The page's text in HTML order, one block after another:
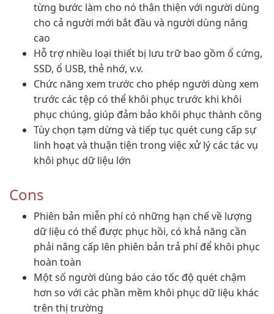
từng bước làm cho nó thân thiện với người dùng
cho cả người mới bắt đầu và người dùng nâng
cao
Hỗ trợ nhiều loại thiết bị lưu trữ bao gồm ổ cứng,
SSD, ổ USB, thẻ nhớ, v.v.
Chức năng xem trước cho phép người dùng xem
trước các tệp có thể khôi phục trước khi khôi
phục chúng, giúp đảm bảo khôi phục thành công
Tùy chọn tạm dừng và tiếp tục quét cung cấp sự
linh hoạt và thuận tiện trong việc xử lý các tác vụ
khôi phục dữ liệu lớn
Cons
Phiên bản miễn phí có những hạn chế về lượng
dữ liệu có thể được phục hồi, có khả năng cần
phải nâng cấp lên phiên bản trả phí để khôi phục
hoàn toàn
Một số người dùng báo cáo tốc độ quét chậm
hơn so với các phần mềm khôi phục dữ liệu khác
trên thị trường